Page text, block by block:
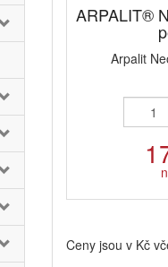
ARPALIT®
Arpalit
Ceny jsou v Kč